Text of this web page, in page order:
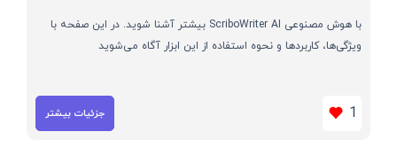
با هوش مصنوعی ScriboWriter AI بیشتر آشنا شوید. در این صفحه با
ویژگی‌ها، کاربردها و نحوه استفاده از این ابزار آگاه می‌شوید
1 جزئیات بیشتر